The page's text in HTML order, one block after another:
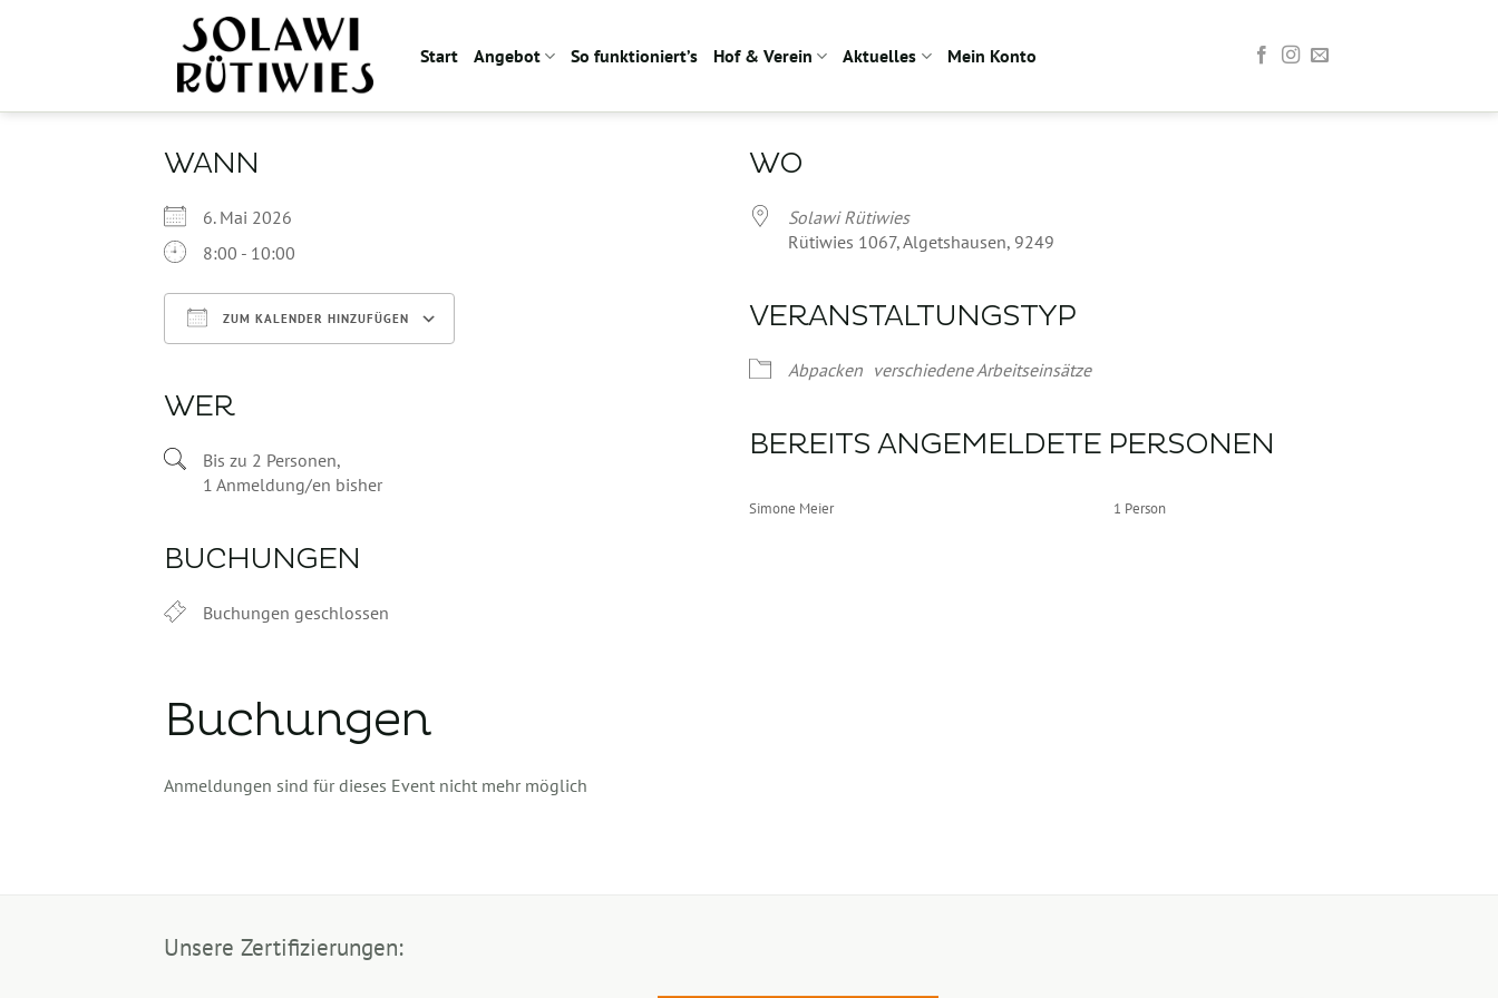
Start Angebot So funktioniert’s Hof & Verein Aktuelles Mein Konto
WANN
6. Mai 2026
8:00 - 10:00
ZUM KALENDER HINZUFÜGEN
iCalendar Office 365
WER
Bis zu 2 Personen,
1 Anmeldung/en bisher
BUCHUNGEN
Buchungen geschlossen
WO
Solawi Rütiwies
Rütiwies 1067, Algetshausen, 9249
VERANSTALTUNGSTYP
Abpacken verschiedene Arbeitseinsätze
BEREITS ANGEMELDETE PERSONEN
Simone Meier 1 Person
Buchungen
Anmeldungen sind für dieses Event nicht mehr möglich
Unsere Zertifizierungen: